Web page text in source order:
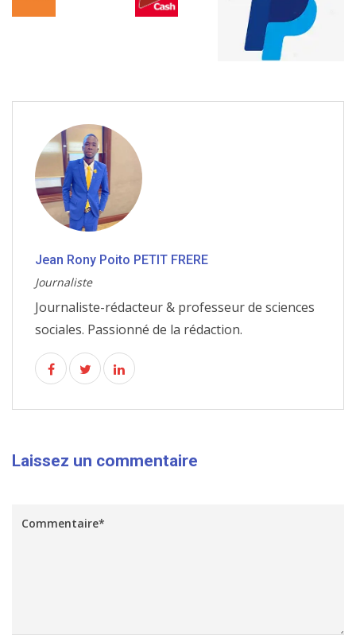
Jean Rony Poito PETIT FRERE
Journaliste
Journaliste-rédacteur & professeur de sciences
sociales. Passionné de la rédaction.
Laissez un commentaire